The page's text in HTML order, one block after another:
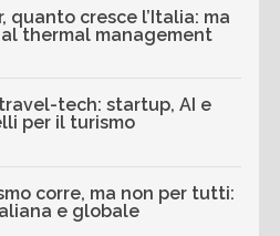
quanto cresce l’Italia: ma
thermal management
tech: startup, AI e
per il turismo
corre, ma non per tutti:
e globale